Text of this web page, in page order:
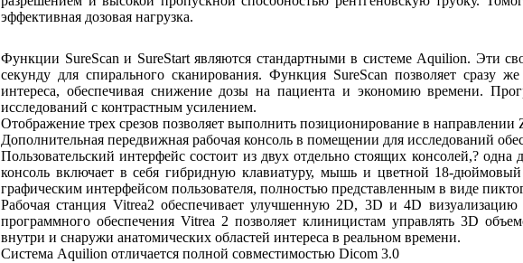
эффективная дозовая нагрузка.
Функции SureScan и SureStart являются стандартными в системе Aquilion. Эти
секунду для спирального сканирования. Функция SureScan позволяет сразу
интереса, обеспечивая снижение дозы на пациента и экономию времени.
исследований с контрастным усилением.
Отображение трех срезов позволяет выполнить позиционирование в направлении
Дополнительная передвижная рабочая консоль в помещении для исследований
Пользовательский интерфейс состоит из двух отдельно стоящих консолей,?
консоль включает в себя гибридную клавиатуру, мышь и цветной 18-
графическим интерфейсом пользователя, полностью представленным в виде
Рабочая станция Vitrea2 обеспечивает улучшенную 2D, 3D и 4D
программного обеспечения Vitrea 2 позволяет клиницистам управлять 3D
внутри и снаружи анатомических областей интереса в реальном времени.
Система Aquilion отличается полной совместимостью Dicom 3.0